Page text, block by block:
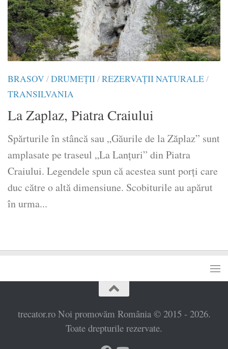
BRASOV /DRUMEŢII/REZERVAȚII NATURALE/
TRANSILVANIA
La Zaplaz, Piatra Craiului
Spărturile în stâncă sau „Găurile de la Zăplaz” sunt
amplasate pe traseul „La Lanțuri” din Piatra
Craiului. Legendele spun că acestea sunt porți care
duc către o altă dimensiune. Scobiturile au apărut
în urma...
trecator.ro Noi promovăm România © 2015 - 2026.
Toate drepturile rezervate.